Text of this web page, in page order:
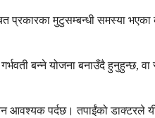
प्रकारका मुटुसम्बन्धी समस्या
बन्ने योजना बनाउँदै हुनुहुन्छ,
आवश्यक पर्दछ। तपाईंको डाक्टरले